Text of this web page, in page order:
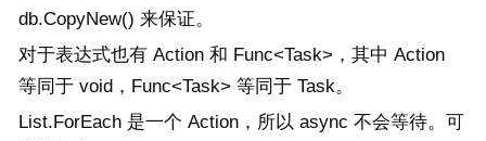
db.CopyNew() 来保证。
对于表达式也有 Action 和 Func<Task>，其中 Action
等同于 void，Func<Task> 等同于 Task。
List.ForEach 是一个 Action，所以 async 不会等待。可